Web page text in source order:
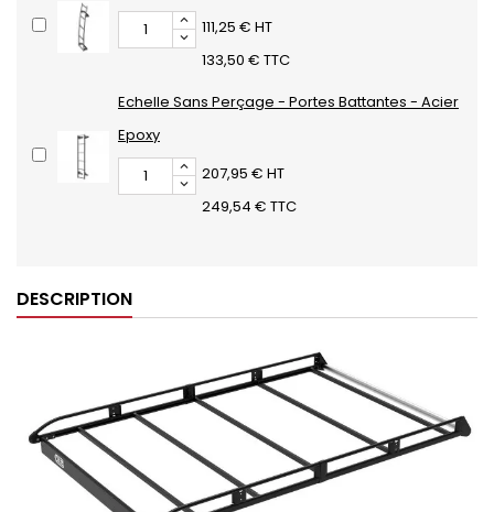
111,25 € HT
133,50 € TTC
Echelle Sans Perçage - Portes Battantes - Acier
Epoxy
207,95 € HT
249,54 € TTC
DESCRIPTION